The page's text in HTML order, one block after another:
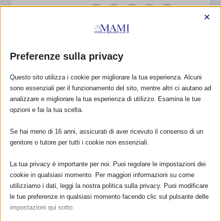
PRECEDENTE
SAM 2025 COME PUOI
RICHIEDERE IL LOGO E
USO DEI MATERIALI?
obiettivi sam 2025
Preferenze sulla privacy
×
Questo sito utilizza i cookie per migliorare la tua esperienza. Alcuni
sono essenziali per il funzionamento del sito, mentre altri ci aiutano ad
analizzare e migliorare la tua esperienza di utilizzo. Esamina le tue
opzioni e fai la tua scelta.
Se hai meno di 16 anni, assicurati di aver ricevuto il consenso di un
genitore o tutore per tutti i cookie non essenziali.
La tua privacy è importante per noi. Puoi regolare le impostazioni dei
cookie in qualsiasi momento. Per maggiori informazioni su come
utilizziamo i dati, leggi la nostra politica sulla privacy. Puoi modificare
le tue preferenze in qualsiasi momento facendo clic sul pulsante delle
impostazioni qui sotto.